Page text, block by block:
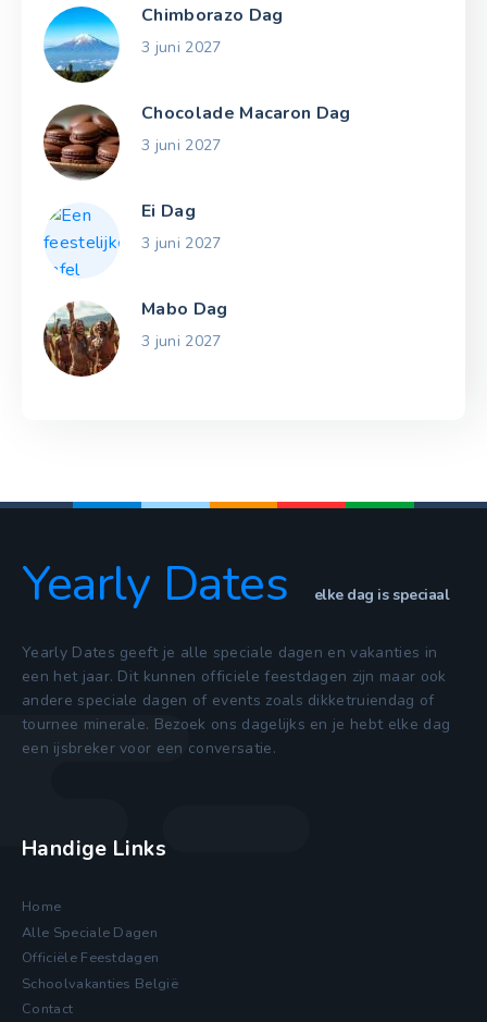
Chimborazo Dag
3 juni 2027
Chocolade Macaron Dag
3 juni 2027
Ei Dag
3 juni 2027
Mabo Dag
3 juni 2027
Yearly Dates elke dag is speciaal
Yearly Dates geeft je alle speciale dagen en vakanties in
een het jaar. Dit kunnen officiele feestdagen zijn maar ook
andere speciale dagen of events zoals dikketruiendag of
tournee minerale. Bezoek ons dagelijks en je hebt elke dag
een ijsbreker voor een conversatie.
Handige Links
Home
Alle Speciale Dagen
Officiële Feestdagen
Schoolvakanties België
Contact